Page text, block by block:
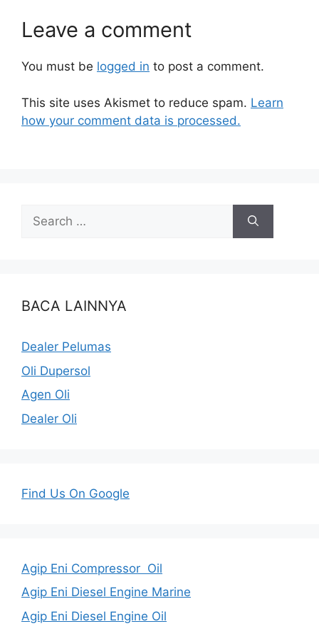
Leave a comment
You must be logged in to post a comment.
This site uses Akismet to reduce spam. Learn
how your comment data is processed.
BACA LAINNYA
Dealer Pelumas
Oli Dupersol
Agen Oli
Dealer Oli
Find Us On Google
Agip Eni Compressor Oil
Agip Eni Diesel Engine Marine
Agip Eni Diesel Engine Oil